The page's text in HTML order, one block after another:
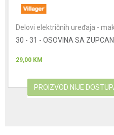
Delovi električnih uređaja -
30 - 31 - OSOVINA SA
29,00 KM
PROIZVOD NIJE